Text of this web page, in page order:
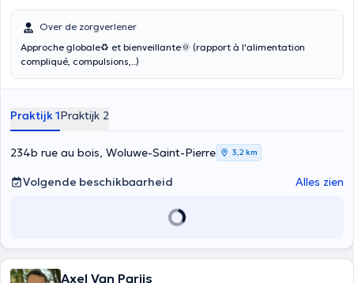
Over de zorgverlener
Approche globale♻ et bienveillante🌞 (rapport à l'alimentation
compliqué, compulsions,..)
Praktijk 1Praktijk 2
234b rue au bois, Woluwe-Saint-Pierre 3,2 km
Volgende beschikbaarheid Alles zien
Axel Van Parijs